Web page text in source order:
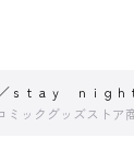
ｓｔａｙ ｎｉｇｈ
ミックグッズストア